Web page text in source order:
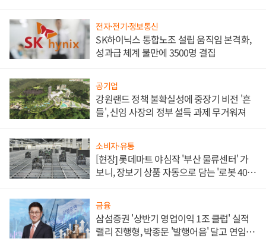
전자·전기·정보통신
SK하이닉스 통합노조 설립 움직임 본격화,
성과급 체계 불만에 3500명 결집
공기업
강원랜드 정책 불확실성에 중장기 비전 '흔
들', 신임 사장의 정부 설득 과제 무거워져
소비자·유통
[현장] 롯데마트 야심작 '부산 물류센터' 가
보니, 장보기 상품 자동으로 담는 '로봇 400
금융
삼섬증권 '상반기 영업이익 1조 클럽' 실적
랠리 진행형, 박종문 '발행어음' 달고 연임 향